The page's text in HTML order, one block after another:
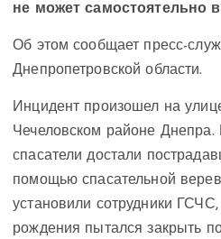
не может самостоятельно
Об этом сообщает пресс-
Днепропетровской области.
Инцидент произошел на
Чечеловском районе
спасатели достали
помощью спасательной
установили сотрудники
рождения пытался закрыть